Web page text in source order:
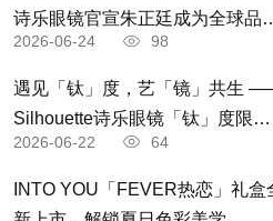
诗乐眼镜官宣朱正廷成为全球品
「钛」度大使
2026-06-24 98
遇见「钛」度，艺「镜」共生
Silhouette诗乐眼镜「钛」度限时
体验空间轻盈启境
2026-06-22 64
INTO YOU「FEVER热恋」礼盒